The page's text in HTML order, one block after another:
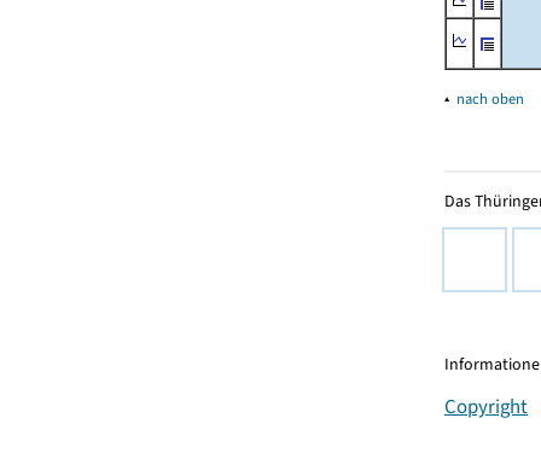
▴ nach oben
Das
Copyright